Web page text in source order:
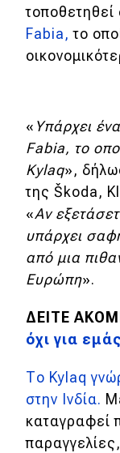
Οδηγός
Χρηστικά
Συμβουλές
ΚΤΕΟ
Οδική
eDRIVE
Fabia, το
« Υπάρχει
Fabia, το
Kylaq»,
της Škoda,
«Αν
υπάρχει
από μια
Ευρώπη».
ΔΕΙΤΕ
όχι για
Το Kylaq
στην Ινδία.
καταγραφεί